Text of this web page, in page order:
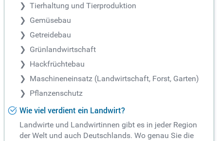
Tierhaltung und Tierproduktion
Gemüsebau
Getreidebau
Grünlandwirtschaft
Hackfrüchtebau
Maschineneinsatz (Landwirtschaft, Forst, Garten)
Pflanzenschutz
Wie viel verdient ein Landwirt?
Landwirte und Landwirtinnen gibt es in jeder Region
der Welt und auch Deutschlands. Wo genau Sie die